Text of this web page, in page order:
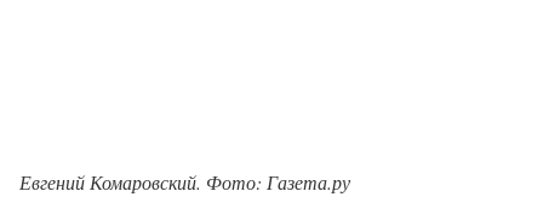
Евгений Комаровский. Фото: Газета.ру